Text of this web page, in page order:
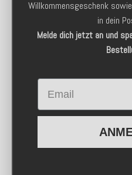
Willkommensgeschenk
in dein
Melde dich jetzt an und
Email